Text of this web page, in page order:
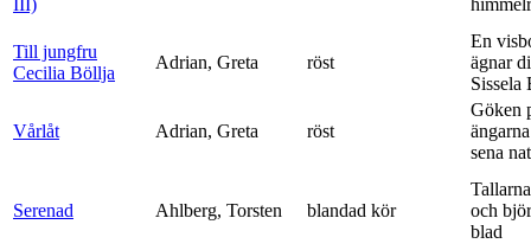
Till jungfru
Cecilia Böllja
Adrian, Greta röst
En
ägnar
Sissela
Vårlåt Adrian, Greta röst
Göken
sena
Serenad Ahlberg, Torsten blandad kör
och
blad